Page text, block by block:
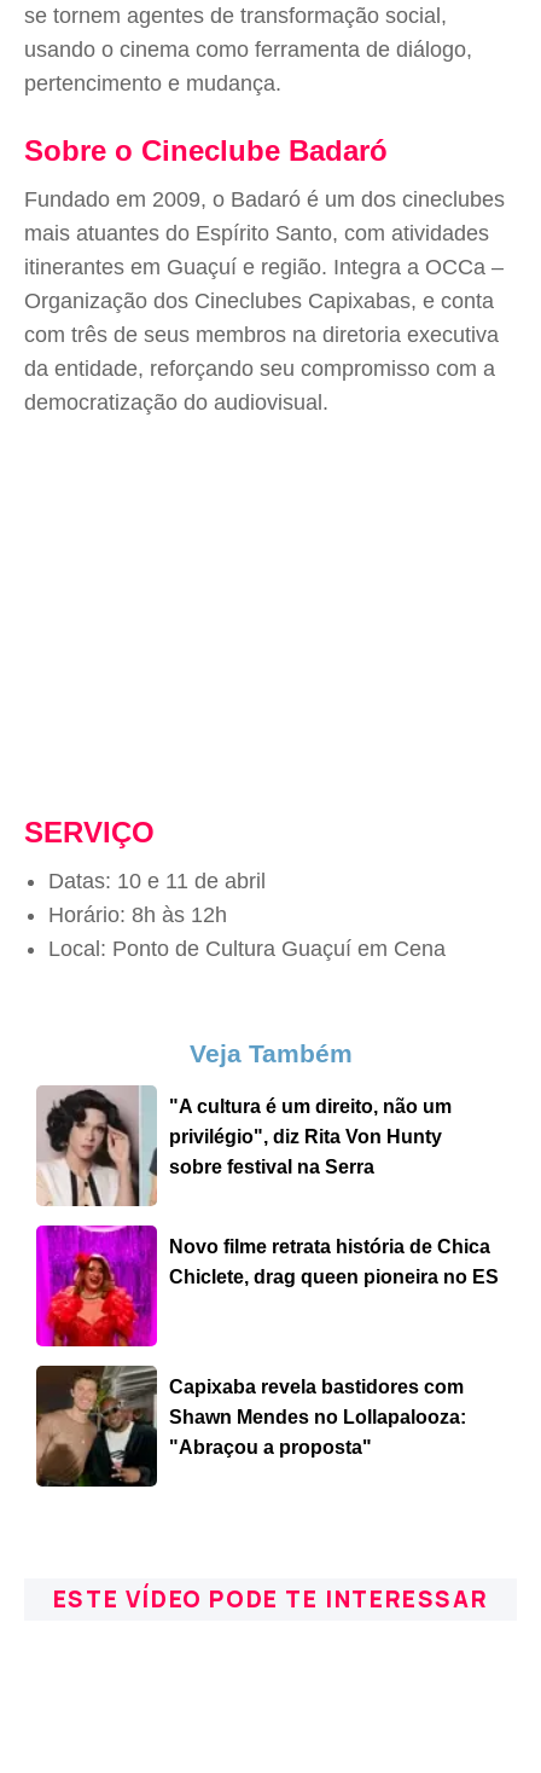
se tornem agentes de transformação social,
usando o cinema como ferramenta de diálogo,
pertencimento e mudança.
Sobre o Cineclube Badaró
Fundado em 2009, o Badaró é um dos cineclubes
mais atuantes do Espírito Santo, com atividades
itinerantes em Guaçuí e região. Integra a OCCa –
Organização dos Cineclubes Capixabas, e conta
com três de seus membros na diretoria executiva
da entidade, reforçando seu compromisso com a
democratização do audiovisual.
SERVIÇO
Datas: 10 e 11 de abril
Horário: 8h às 12h
Local: Ponto de Cultura Guaçuí em Cena
Veja Também
"A cultura é um direito, não um
privilégio", diz Rita Von Hunty
sobre festival na Serra
Novo filme retrata história de Chica
Chiclete, drag queen pioneira no ES
Capixaba revela bastidores com
Shawn Mendes no Lollapalooza:
"Abraçou a proposta"
ESTE VÍDEO PODE TE INTERESSAR